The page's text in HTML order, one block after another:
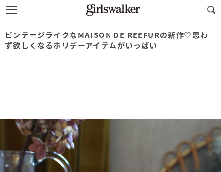
ビンテージライクなMAISON DE REEFURの新作♡思わ
ず欲しくなるホリデーアイテムがいっぱい